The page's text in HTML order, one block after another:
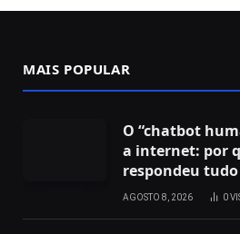
MAIS POPULAR
O “chatbot
a internet: por
respondeu
AGOSTO 8, 2026 0